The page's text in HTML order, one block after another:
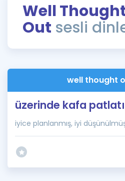
ÖSYM Sınav Takvimi
Kampanyalar
İngilizce Gramer
Well
Out sesli
well thought
üzerinde kafa
iyice planlanmış, iyi